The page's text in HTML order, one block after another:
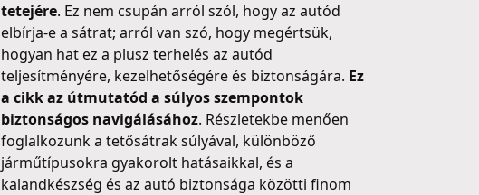
tetejére. Ez nem csupán arról szól, hogy az autód
elbírja-e a sátrat; arról van szó, hogy megértsük,
hogyan hat ez a plusz terhelés az autód
teljesítményére, kezelhetőségére és biztonságára. Ez
a cikk az útmutatód a súlyos szempontok
biztonságos navigálásához. Részletekbe menően
foglalkozunk a tetősátrak súlyával, különböző
járműtípusokra gyakorolt hatásaikkal, és a
kalandkészség és az autó biztonsága közötti finom